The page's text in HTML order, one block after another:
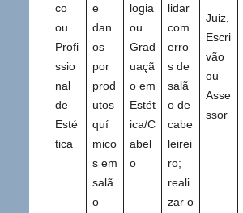
co
ou
Profi
ssio
nal
de
Esté
tica
e
dan
os
por
prod
utos
quí
mico
s em
salã
o
logia
ou
Grad
uaçã
o em
Estét
ica/C
abel
o
lidar
com
erro
s de
salã
o de
cabe
leirei
ro;
reali
zar o
Juiz,
Escri
vão
ou
Asse
ssor